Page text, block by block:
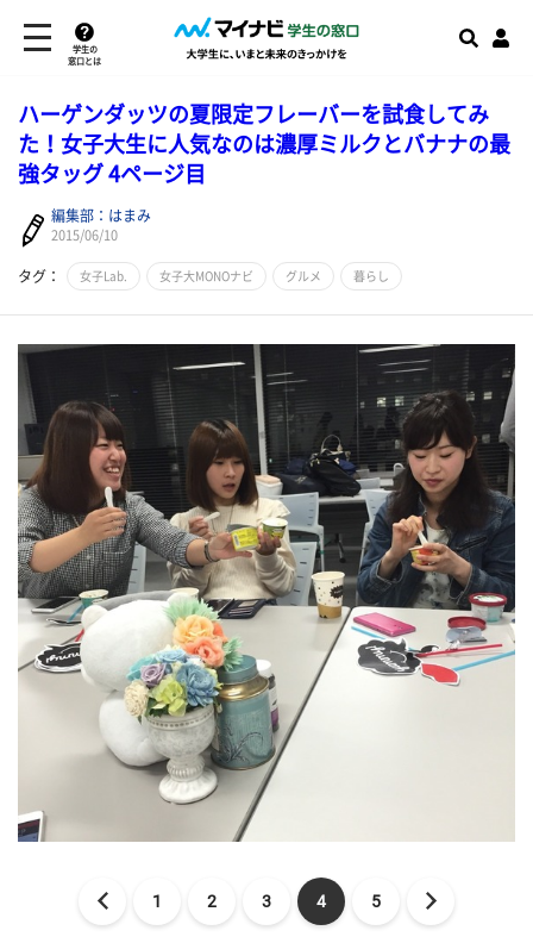
学生の
窓口とは
ハーゲンダッツの夏限定フレーバーを試食してみ
た！女子大生に人気なのは濃厚ミルクとバナナの最
強タッグ 4ページ目
編集部：はまみ
2015/06/10
タグ： 女子Lab. 女子大MONOナビ グルメ 暮らし
1 2 3 4 5